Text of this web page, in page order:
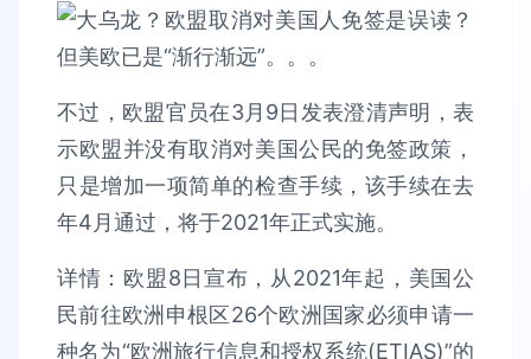
不过，欧盟官员在3月9日发表澄清声明，表
示欧盟并没有取消对美国公民的免签政策，
只是增加一项简单的检查手续，该手续在去
年4月通过，将于2021年正式实施。
详情：欧盟8日宣布，从2021年起，美国公
民前往欧洲申根区26个欧洲国家必须申请一
种名为“欧洲旅行信息和授权系统(ETIAS)”的